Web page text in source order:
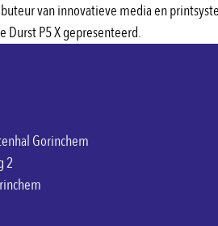
van innovatieve media en
Durst P5 X gepresenteerd.
Gorinchem
2